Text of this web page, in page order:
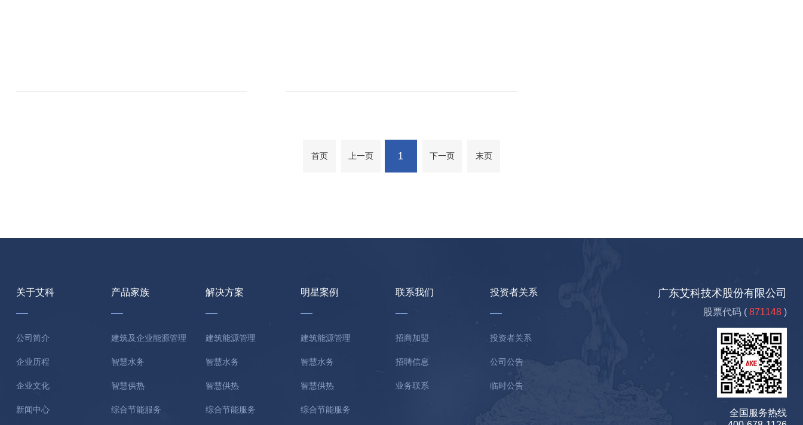
首页 上一页 1 下一页 末页
关于艾科
公司简介
企业历程
企业文化
新闻中心
产品家族
建筑及企业能源管理
智慧水务
智慧供热
综合节能服务
解决方案
建筑能源管理
智慧水务
智慧供热
综合节能服务
明星案例
建筑能源管理
智慧水务
智慧供热
综合节能服务
联系我们
招商加盟
招聘信息
业务联系
投资者关系
投资者关系
公司公告
临时公告
广东艾科技术股份有限公司
股票代码 (871148 )
全国服务热线